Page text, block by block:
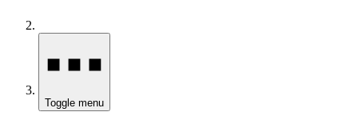
Toggle menu